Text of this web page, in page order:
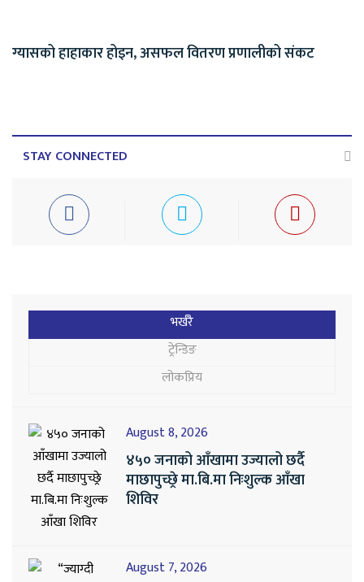
ग्यासको हाहाकार होइन, असफल वितरण प्रणालीको संकट
STAY CONNECTED
भर्खरै
ट्रेन्डिङ
लोकप्रिय
August 8, 2026
४५० जनाको आँखामा उज्यालो छर्दै
माछापुच्छ्रे मा.बि.मा निःशुल्क आँखा
शिविर
August 7, 2026